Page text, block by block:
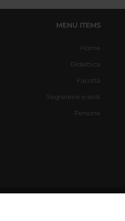
MENU ITEMS
Home
Didattica
Facoltà
Segreterie e sedi
Persone